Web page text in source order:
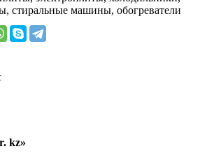
стиральные машины, обогреватели
kz»